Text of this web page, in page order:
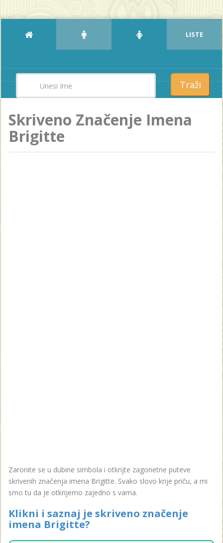
LISTE
Traži
Skriveno Značenje Imena
Brigitte
Zaronite se u dubine simbola i otkrijte zagonetne puteve
skrivenih značenja imena Brigitte. Svako slovo krije priču, a mi
smo tu da je otkrijemo zajedno s vama.
Klikni i saznaj je skriveno značenje
imena Brigitte?